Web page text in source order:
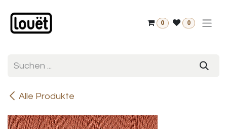
0 0
Alle Produkte